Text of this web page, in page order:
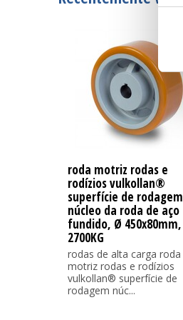
roda motriz rodas e
rodízios vulkollan®
superfície de rodagem
núcleo da roda de aço
fundido, Ø 450x80mm,
2700KG
rodas de alta carga roda
motriz rodas e rodízios
vulkollan® superfície de
rodagem núc...